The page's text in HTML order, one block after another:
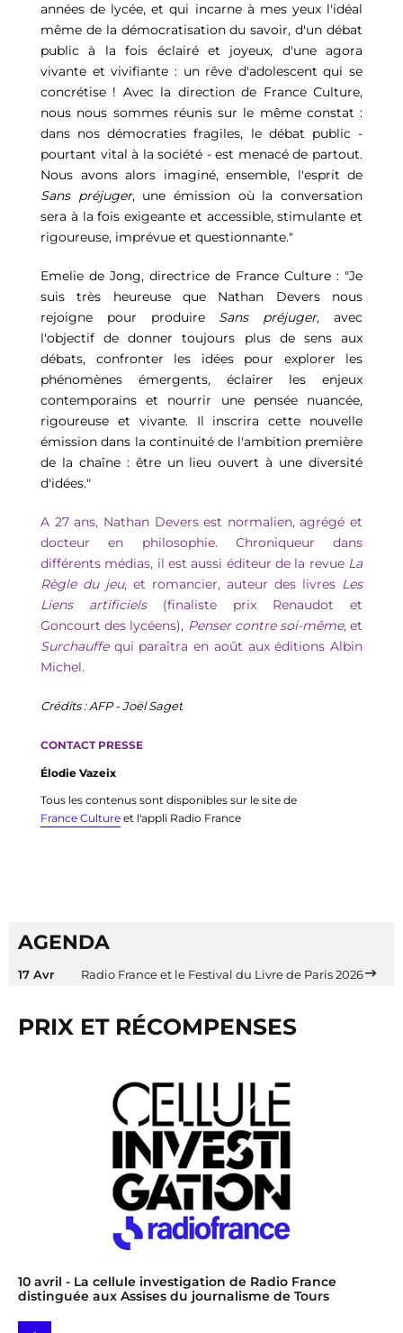
années de lycée, et qui incarne à mes yeux l'idéal
même de la démocratisation du savoir, d'un débat
public à la fois éclairé et joyeux, d'une agora
vivante et vivifiante : un rêve d'adolescent qui se
concrétise ! Avec la direction de France Culture,
nous nous sommes réunis sur le même constat :
dans nos démocraties fragiles, le débat public -
pourtant vital à la société - est menacé de partout.
Sans préjuger, une émission où la conversation
sera à la fois exigeante et accessible, stimulante et
rigoureuse, imprévue et questionnante."
Emelie de Jong, directrice de France Culture : "Je
suis très heureuse que Nathan Devers nous
rejoigne pour produire Sans préjuger, avec
l'objectif de donner toujours plus de sens aux
débats, confronter les idées pour explorer les
phénomènes émergents, éclairer les enjeux
contemporains et nourrir une pensée nuancée,
rigoureuse et vivante. Il inscrira cette nouvelle
émission dans la continuité de l'ambition première
de la chaîne : être un lieu ouvert à une diversité
d'idées."
A 27 ans, Nathan Devers est normalien, agrégé et
docteur en philosophie. Chroniqueur dans
différents médias, il est aussi éditeur de la revue La
Règle du jeu, et romancier, auteur des livres Les
Liens artificiels (finaliste prix Renaudot et
Goncourt des lycéens), Penser contre soi-même
Surchauffe qui paraîtra en août aux éditions Albin
Michel.
Crédits : AFP - Joël Saget
CONTACT PRESSE
Élodie Vazeix
Tous les contenus sont disponibles sur le site de
France Culture et l'appli Radio France
AGENDA
17 Avr Radio France et le Festival du Livre de Paris 2026
PRIX ET RÉCOMPENSES
10 avril - La cellule investigation de Radio France
distinguée aux Assises du journalisme de Tours